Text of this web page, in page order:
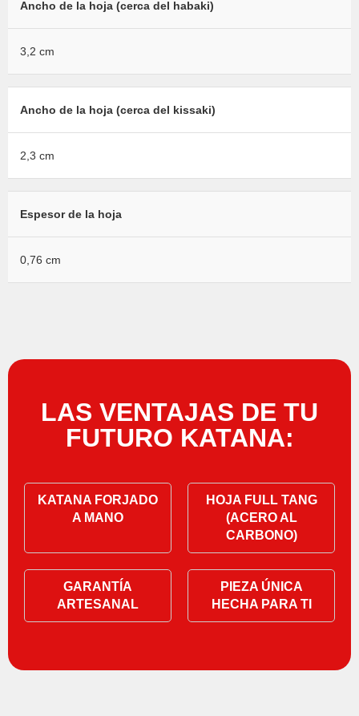
Ancho de la hoja (cerca del habaki)
3,2 cm
Ancho de la hoja (cerca del kissaki)
2,3 cm
Espesor de la hoja
0,76 cm
LAS VENTAJAS DE TU
FUTURO KATANA:
KATANA FORJADO
A MANO
HOJA FULL TANG
(ACERO AL
CARBONO)
GARANTÍA
ARTESANAL
PIEZA ÚNICA
HECHA PARA TI